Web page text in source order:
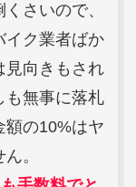
さいので、
イク業者ばか
見向きもされ
も無事に落札
額の10%はヤ
。